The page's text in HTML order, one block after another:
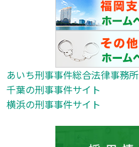
あいち刑事事件総合法律事務所
千葉の刑事事件サイト
横浜の刑事事件サイト